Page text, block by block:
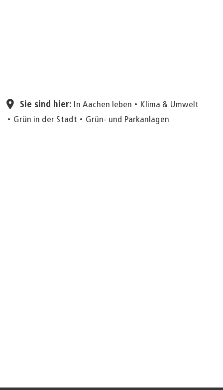
Sie sind hier: In Aachen leben
Klima & Umwelt
Grün in der Stadt
Grün- und Parkanlagen